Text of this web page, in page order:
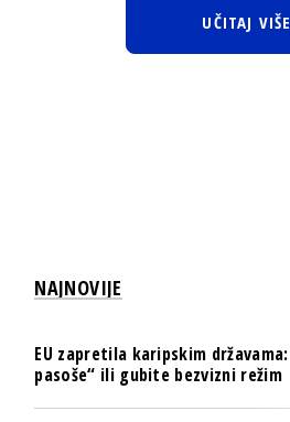
UČITAJ VIŠE
NAJNOVIJE
EU zapretila karipskim
pasoše“ ili gubite bezvizni režim